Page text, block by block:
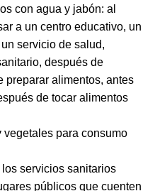
con agua y jabón: al
a un centro educativo, un
servicio de salud,
después de
preparar alimentos, antes
de tocar alimentos
vegetales para consumo
servicios sanitarios
públicos que cuenten